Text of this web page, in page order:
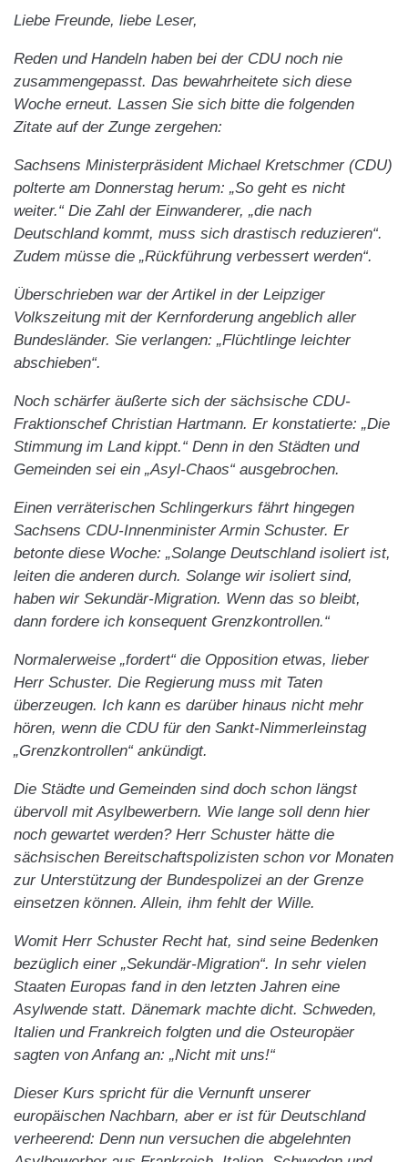
Liebe Freunde, liebe Leser,
Reden und Handeln haben bei der CDU noch nie
zusammengepasst. Das bewahrheitete sich diese
Woche erneut. Lassen Sie sich bitte die folgenden
Zitate auf der Zunge zergehen:
Sachsens Ministerpräsident Michael Kretschmer (CDU)
polterte am Donnerstag herum: „So geht es nicht
weiter.“ Die Zahl der Einwanderer, „die nach
Deutschland kommt, muss sich drastisch reduzieren“.
Zudem müsse die „Rückführung verbessert werden“.
Überschrieben war der Artikel in der Leipziger
Volkszeitung mit der Kernforderung angeblich aller
Bundesländer. Sie verlangen: „Flüchtlinge leichter
abschieben“.
Noch schärfer äußerte sich der sächsische CDU-
Fraktionschef Christian Hartmann. Er konstatierte: „Die
Stimmung im Land kippt.“ Denn in den Städten und
Gemeinden sei ein „Asyl-Chaos“ ausgebrochen.
Einen verräterischen Schlingerkurs fährt hingegen
Sachsens CDU-Innenminister Armin Schuster. Er
betonte diese Woche: „Solange Deutschland isoliert ist,
leiten die anderen durch. Solange wir isoliert sind,
haben wir Sekundär-Migration. Wenn das so bleibt,
dann fordere ich konsequent Grenzkontrollen.“
Normalerweise „fordert“ die Opposition etwas, lieber
Herr Schuster. Die Regierung muss mit Taten
überzeugen. Ich kann es darüber hinaus nicht mehr
hören, wenn die CDU für den Sankt-Nimmerleinstag
„Grenzkontrollen“ ankündigt.
Die Städte und Gemeinden sind doch schon längst
übervoll mit Asylbewerbern. Wie lange soll denn hier
noch gewartet werden? Herr Schuster hätte die
sächsischen Bereitschaftspolizisten schon vor Monaten
zur Unterstützung der Bundespolizei an der Grenze
einsetzen können. Allein, ihm fehlt der Wille.
Womit Herr Schuster Recht hat, sind seine Bedenken
bezüglich einer „Sekundär-Migration“. In sehr vielen
Staaten Europas fand in den letzten Jahren eine
Asylwende statt. Dänemark machte dicht. Schweden,
Italien und Frankreich folgten und die Osteuropäer
sagten von Anfang an: „Nicht mit uns!“
Dieser Kurs spricht für die Vernunft unserer
europäischen Nachbarn, aber er ist für Deutschland
verheerend: Denn nun versuchen die abgelehnten